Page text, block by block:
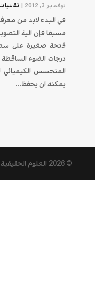
نوفمبر 3, 2012 |
في البدء لابد من
مسبقا فإن الية
فتحة صغيرة على
درجات الضوء
المتحسس الكيميائي
يمكنه ان يحفظ...
© 2026 العلوم الحقيقية